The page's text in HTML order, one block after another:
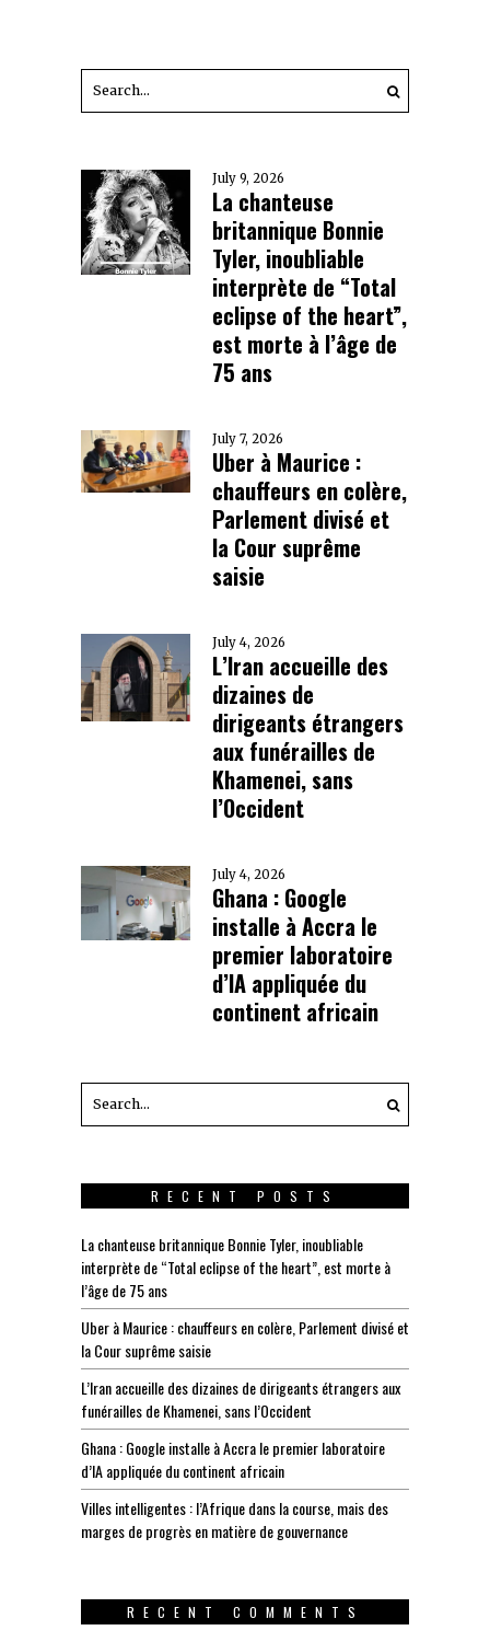
July 9, 2026
La chanteuse
britannique Bonnie
Tyler, inoubliable
interprète de “Total
eclipse of the heart”,
est morte à l’âge de
75 ans
July 7, 2026
Uber à Maurice :
chauffeurs en colère,
Parlement divisé et
la Cour suprême
saisie
July 4, 2026
L’Iran accueille des
dizaines de
dirigeants étrangers
aux funérailles de
Khamenei, sans
l’Occident
July 4, 2026
Ghana : Google
installe à Accra le
premier laboratoire
d’IA appliquée du
continent africain
RECENT POSTS
La chanteuse britannique Bonnie Tyler, inoubliable
interprète de “Total eclipse of the heart”, est morte à
l’âge de 75 ans
Uber à Maurice : chauffeurs en colère, Parlement divisé et
la Cour suprême saisie
L’Iran accueille des dizaines de dirigeants étrangers aux
funérailles de Khamenei, sans l’Occident
Ghana : Google installe à Accra le premier laboratoire
d’IA appliquée du continent africain
Villes intelligentes : l’Afrique dans la course, mais des
marges de progrès en matière de gouvernance
RECENT COMMENTS